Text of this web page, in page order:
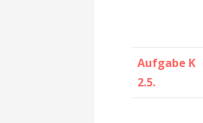
Aufgabe K
2.5.